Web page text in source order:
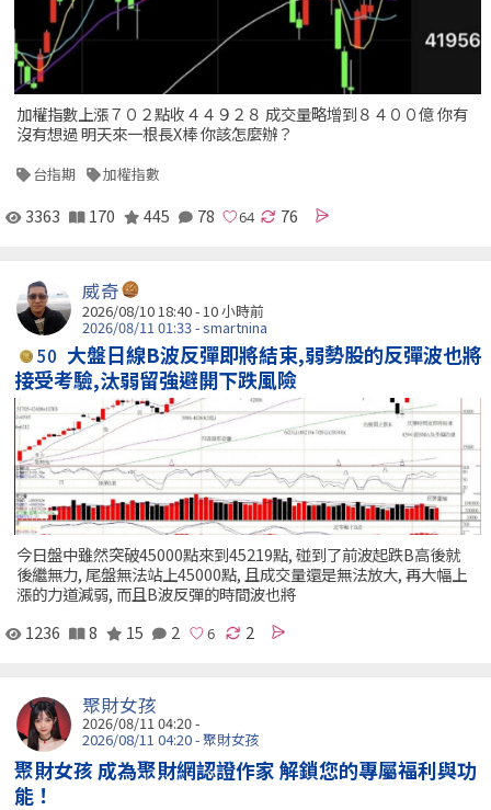
加權指數上漲７０２點收４４９２８ 成交量略增到８４００億 你有
沒有想過 明天來一根長X棒 你該怎麼辦？
台指期 加權指數
3363 170 445 78 76
威奇
2026/08/10 18:40 -10 小時前
2026/08/11 01:33 - smartnina
50 大盤日線B波反彈即將結束,弱勢股的反彈波也將
接受考驗,汰弱留強避開下跌風險
今日盤中雖然突破45000點來到45219點, 碰到了前波起跌B高後就
後繼無力, 尾盤無法站上45000點, 且成交量還是無法放大, 再大幅上
漲的力道減弱, 而且B波反彈的時間波也將
1236
8 15 2 2
聚財女孩
2026/08/11 04:20 -
2026/08/11 04:20 - 聚財女孩
聚財女孩 成為聚財網認證作家 解鎖您的專屬福利與功
能！